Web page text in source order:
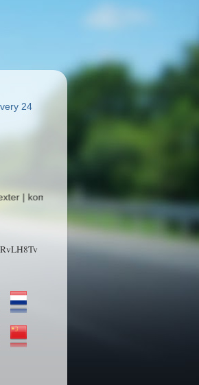
mars | StarboyZ | pakdhe | ijaysight |